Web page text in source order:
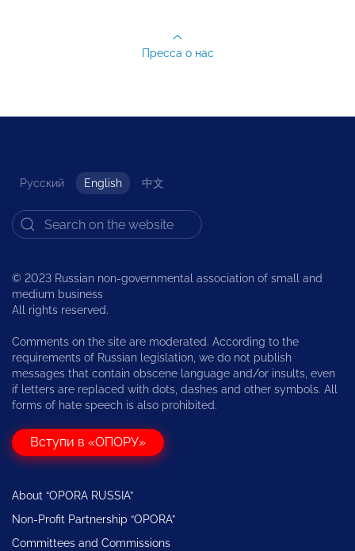
Пресса о нас
Русский English 中文
© 2023 Russian non-governmental association of small and
medium business
All rights reserved.
Comments on the site are moderated. According to the
requirements of Russian legislation, we do not publish
messages that contain obscene language and/or insults, even
if letters are replaced with dots, dashes and other symbols. All
forms of hate speech is also prohibited.
Вступи в «ОПОРУ»
About “OPORA RUSSIA”
Non-Profit Partnership “OPORA”
Committees and Commissions